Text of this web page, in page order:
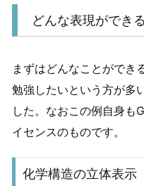
どんな表現ができ
まずはどんなことができ
勉強したいという方が多
した。なおこの例自身も
イセンスのものです。
化学構造の立体表示